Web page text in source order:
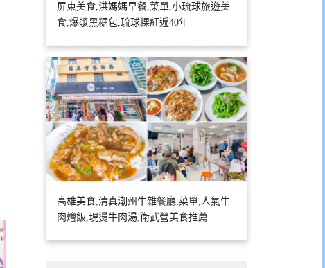
屏東美食,洪媽媽早餐,菜單,小琉球旅遊美
食,爆漿黑糖包,琉球粿紅遍40年
高雄美食,清真潮州牛雜餐廳,菜單,人氣牛
肉燴飯,現燙牛肉湯,衛武營美食推薦